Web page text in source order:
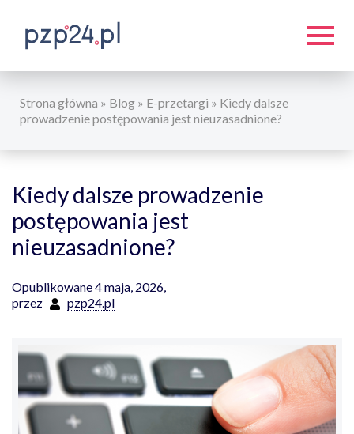
Strona główna » Blog » E-przetargi » Kiedy dalsze
prowadzenie postępowania jest nieuzasadnione?
Kiedy dalsze prowadzenie
postępowania jest
nieuzasadnione?
Opublikowane 4 maja, 2026,
przez
pzp24.pl